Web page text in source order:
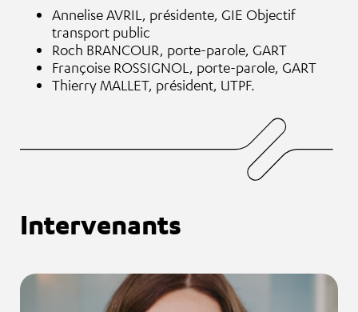
Annelise AVRIL, présidente, GIE Objectif
transport public
Roch BRANCOUR, porte-parole, GART
Françoise ROSSIGNOL, porte-parole, GART
Thierry MALLET, président, UTPF.
Intervenants